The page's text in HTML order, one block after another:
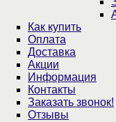
Как купить
Оплата
Доставка
Акции
Информация
Контакты
Заказать звонок!
Отзывы